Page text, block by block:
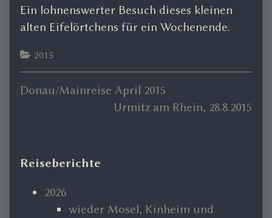
Ein lohnenswerter Besuch dieses kleinen
alten Eifelörtchens für ein Wochenende.
Categories
2015
Beitragsnavigation
Previous
Donau/Mainreise April 2015
Next
Urmitz am Rhein, 28.8.2015
Primary
Sidebar
Reiseberichte
2026
wieder Mosel, Kinheim und